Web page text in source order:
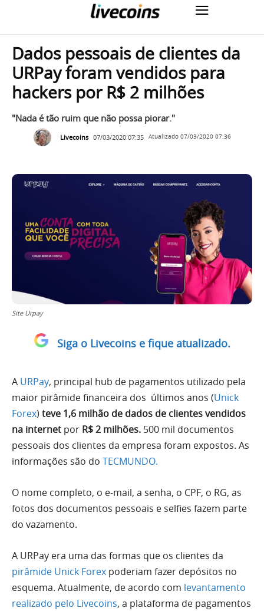
Dados pessoais de clientes da
URPay foram vendidos para
hackers por R$ 2 milhões
"Nada é tão ruim que não possa piorar."
Livecoins 07/03/2020 07:35 Atualizado 07/03/2020 07:36
Site Urpay
Siga o Livecoins e fique atualizado.
A URPay, principal hub de pagamentos utilizado pela
maior pirâmide financeira dos últimos anos (Unick
Forex) teve 1,6 milhão de dados de clientes vendidos
na internet por R$ 2 milhões. 500 mil documentos
pessoais dos clientes da empresa foram expostos. As
informações são do TECMUNDO.
O nome completo, o e-mail, a senha, o CPF, o RG, as
fotos dos documentos pessoais e selfies fazem parte
do vazamento.
A URPay era uma das formas que os clientes da
pirâmide Unick Forex poderiam fazer depósitos no
esquema. Atualmente, de acordo com levantamento
realizado pelo Livecoins, a plataforma de pagamentos